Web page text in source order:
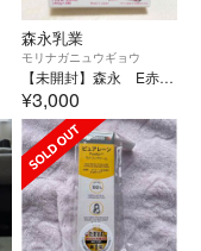
森永乳業
モリナガニュウギョウ
【未開封】森永 E赤ちゃん エコらくパック つめかえ用ミルク 800g
¥3,000